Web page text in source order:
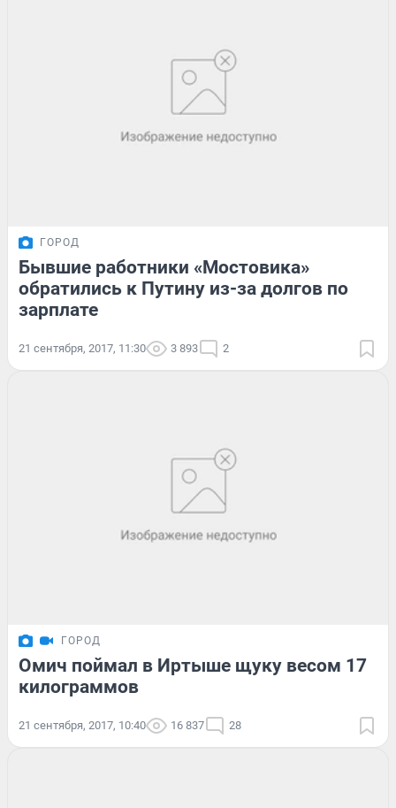
ГОРОД
Бывшие работники «Мостовика»
обратились к Путину из-за долгов по
зарплате
21 сентября, 2017, 11:30 3 893 2
ГОРОД
Омич поймал в Иртыше щуку весом 17
килограммов
21 сентября, 2017, 10:40 16 837 28